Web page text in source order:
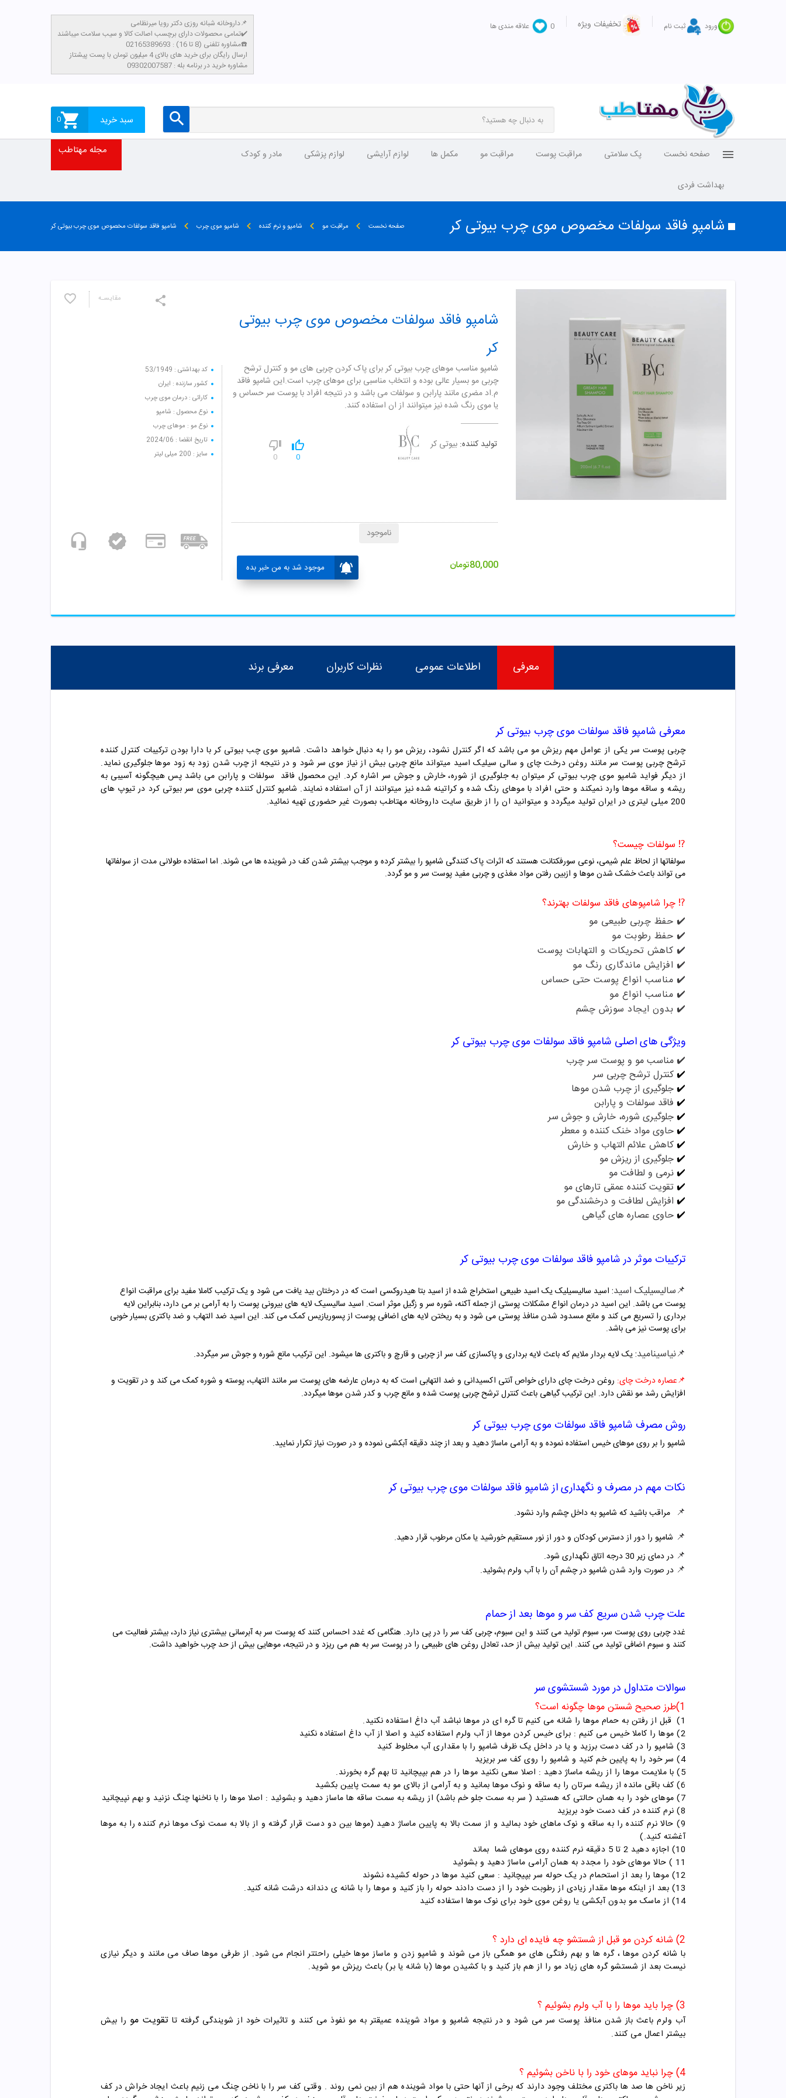
ورود ثبت نام تخفیفات ویژه 0 علاقه مندی ها
داروخانه شبانه روزی دکتر رویا میرنظامی📌
تمامی محصولات دارای برچسب اصالت کالا و سیب سلامت میباشند✔️
مشاوره تلفنی (8 تا 16) : 02165389693☎️
​ارسال رایگان برای خرید های بالای 4 میلیون تومان با پست پیشتاز
مشاوره خرید در برنامه بله : 09302007587
سبد خرید 0
صفحه نخست پک سلامتی مراقبت پوست مراقبت مو مکمل ها لوازم آرایشی لوازم پزشکی مادر و کودک
بهداشت فردی
مجله مهتاطب
شامپو فاقد سولفات مخصوص موی چرب بیوتی کر صفحه نخست مراقبت مو شامپو و نرم کننده شامپو موی چرب شامپو فاقد سولفات مخصوص موی چرب بیوتی کر
مقایسـه
کد بهداشتی : 53/1949
کشور سازنده : ایران
کارائی : درمان موی چرب
نوع محصول : شامپو
نوع مو : موهای چرب
تاریخ انقضا : 2024/06
سایز : 200 میلی لیتر
شامپو فاقد سولفات مخصوص موی چرب بیوتی
کر
شامپو مناسب موهای چرب بیوتی کر برای پاک کردن چربی های مو و کنترل ترشح
چربی مو بسیار عالی بوده و انتخاب مناسبی برای موهای چرب است.این شامپو فاقد
م.اد مضری مانند پارابن و سولفات می باشد و در نتیجه افراد با پوست سر حساس و
یا موی رنگ شده نیز میتوانند از ان استفاده کنند.
تولید کننده: بیوتی کر
0
0
80,000تومان موجود شد به من خبر بده
ناموجود
معرفی اطلاعات عمومی نظرات کاربران معرفی برند
معرفی شامپو فاقد سولفات موی چرب بیوتی کر
چربی پوست سر یکی از عوامل مهم ریزش مو می باشد که اگر کنترل نشود، ریزش مو را به دنبال خواهد داشت. شامپو موی چب بیوتی کر با دارا بودن ترکیبات کنترل کننده
ترشح چربی پوست سر مانند روغن درخت چای و سالی سیلیک اسید میتواند مانع چربی بیش از نیاز موی سر شود و در نتیجه از چرب شدن زود به زود موها جلوگیری نماید.
از دیگر فواید شامپو موی چرب بیوتی کر میتوان به جلوگیری از شوره، خارش و جوش سر اشاره کرد. این محصول فاقد سولفات و پارابن می باشد پس هیچگونه آسیبی به
ریشه و ساقه موها وارد نمیکند و حتی افراد با موهای رنگ شده و کراتینه شده نیز میتوانند از آن استفاده نمایند. شامپو کنترل کننده چربی موی سر بیوتی کرد در تیوپ های
200 میلی لیتری در ایران تولید میگردد و میتوانید ان را از طریق سایت داروخانه مهتاطب بصورت غیر حضوری تهیه نمائید.
⁉️ سولفات چیست؟
سولفاتها از لحاظ علم شیمی، نوعی سورفکتانت هستند که اثرات پاک کنندگی شامپو را بیشتر کرده و موجب بیشتر شدن کف در شوینده ها می شوند. اما استفاده طولانی مدت از سولفاتها
می تواند باعث خشک شدن موها و ازبین رفتن مواد مغذی و چربی مفید پوست سر و مو گردد.
⁉️ چرا شامپوهای فاقد سولفات بهترند؟
✔️ حفظ چربی طبیعی مو
✔️ حفظ رطوبت مو
✔️ کاهش تحریکات و التهابات پوست
✔️ افزایش ماندگاری رنگ مو
✔️ مناسب انواع پوست حتی حساس
✔️ مناسب انواع مو
✔️ بدون ایجاد سوزش چشم
ویژگی هایاصلی شامپو فاقد سولفات موی چرب بیوتی کر
✔️ مناسب مو و پوست سر چرب
✔️کنترل ترشح چربی سر
✔️جلوگیری از چرب شدن موها
✔️ فاقد سولفات و پارابن
✔️جلوگیری شوره، خارش و جوش سر
✔️حاوی مواد خنک کننده و معطر
✔️کاهش علائم التهاب و خارش
✔️جلوگیری از ریزش مو
✔️نرمی و لطافت مو
✔️تقویت کننده عمقی تارهای مو
✔️ افزایش لطافت و درخشندگی مو
✔️حاوی عصاره های گیاهی
ترکیبات موثر درشامپو فاقد سولفات موی چرب بیوتی کر
📌سالیسیلیک اسید: اسید سالیسیلیک یک اسید طبیعی استخراج شده از اسید بتا هیدروکسی است که در درختان بید یافت می شود و یک ترکیب کاملا مفید برای مراقبت انواع
پوست می باشد. این اسید در درمان انواع مشکلات پوستی از جمله آکنه، شوره سر و زگیل موثر است. اسید سالیسیک لایه های بیرونی پوست را به آرامی بر می دارد، بنابراین لایه
برداری را تسریع می کند و مانع مسدود شدن منافذ پوستی می شود و به ریختن لایه های اضافی پوست از پسوریازیس کمک می کند. این اسید ضد التهاب و ضد باکتری بسیار خوبی
برای پوست نیز می باشد.
📌نیاسینامید:یک لایه بردار ملایم که باعث لایه برداری و پاکسازی کف سر از چربی و قارچ و باکتری ها میشود. این ترکیب مانع شوره و جوش سر میگردد.
📌عصاره درخت چای: روغن درخت چای دارای خواص آنتی اکسیدانی و ضد التهابی است که به درمان عارضه های پوست سر مانند التهاب، پوسته و شوره کمک می کند و در تقویت و
افزایش رشد مو نقش دارد. این ترکیب گیاهی باعث کنترل ترشح چربی پوست شده و مانع چرب و کدر شدن موها میگردد.
روش مصرف شامپو فاقد سولفات موی چرب بیوتی کر
شامپو را بر روی موهای خیس استفاده نموده و به آرامی ماساژ دهید و بعد از چند دقیقه آبکشی نموده و در صورت نیاز تکرار نمایید.
نکات مهم در مصرف و نگهداری از شامپو فاقد سولفات موی چرب بیوتی کر
📌 مراقب باشید که شامپو به داخل چشم وارد نشود.
📌 شامپو را دور از دسترس کودکان و دور از نور مستقیم خورشید یا مکان مرطوب قرار دهید.
📌 در دمای زیر 30 درجه اتاق نگهداری شود.
📌 در صورت وارد شدن شامپو در چشم آن را با آب ولرم بشوئید.
علت چرب شدن سریع کف سر و موها بعد از حمام
غدد چربی روی پوست سر، سبوم تولید می کنند و این سبوم، چربی کف سر را در پی دارد. هنگامی که غدد احساس کنند که پوست سر به آبرسانی بیشتری نیاز دارد، بیشتر فعالیت می
کنند و سبوم اضافی تولید می ‌کنند. این تولید بیش از حد، تعادل روغن ‌های طبیعی را در پوست سر به هم می ریزد و در نتیجه، موهایی بیش از حد چرب خواهید داشت.
سوالات متداول در مورد شستشوی سر
1)طرز صحیح شستن موها چگونه است؟
1) قبل از رفتن به حمام موها را شانه می کنیم تا گره ای در موها نباشد آب داغ استفاده نکنید.
2) موها را کاملا خیس می کنیم : برای خیس کردن موها از آب ولرم استفاده کنید و اصلا از آب داغ استفاده نکنید
3) شامپو را در کف دست برزید و یا در داخل یک ظرف شامپو را با مقداری آب مخلوط کنید
4) سر خود را به پایین خم کنید و شامپو را روی کف سر بریزید
5) با ملایمت موها را از ریشه ماساژ دهید : اصلا سعی نکنید موها را در هم بپیچانید تا بهم گره بخورند.
6) کف باقی مانده از ریشه سرتان را به ساقه و نوک موها بمانید و به آرامی از بالای مو به سمت پایین بکشید
7) موهای خود را به همان حالتی که هستید ( سر به سمت جلو خم باشد) از ریشه به سمت ساقه ها ماساز دهید و بشوئید : اصلا موها را با ناخنها چنگ نزنید و بهم نپیچانید
8) نرم کننده در کف دست خود بریزید
9) حالا نرم کننده را به ساقه و نوک ماهای خود بمالید و از سمت بالا به پایین ماساژ دهید (موها بین دو دست قرار گرفته و از بالا به سمت نوک موها نرم کننده را به موها
آغشته کنید.)
10) اجازه دهید 2 تا 5 دقیقه نرم کننده روی موهای شما بماند
11 ) حالا موهای خود را مجدد به همان آرامی ماساژ دهید و بشوئید
12) موها را بعد از استحمام در یک حوله سر بپیچانید : سعی کنید موها در حوله کشیده نشوند
13) بعد از اینکه موها مقدار زیادی از رطوبت خود را از دست دادند حوله را باز کنید و موها را با شانه ی دندانه درشت شانه کنید.
14) از
ماسک مو بدون آبکشی یا روغن موی خود برای نوک موها استفاده کنید
2) شانه کردن مو قبل از شستشو چه فایده ای دارد ؟​
با شانه کردن موها ، گره ها و بهم رفتگی های مو همگی باز می شوند و شامپو زدن و ماساز موها خیلی راحتتر انجام می شود. از طرفی موها صاف می مانند و دیگر نیازی
نیست بعد از شستشو گره های زیاد مو را از هم باز کنید و با کشیدن موها (با شانه یا بر) باعث ریزش مو شوید.
3) چرا باید موها را با آب ولرم بشوئیم ؟​
آب ولرم باعث باز شدن منافذ پوست سر می شود و در نتیجه شامپو و مواد شوینده عمیقتر به مو نفوذ می کنند و تاثیرات خود از شویندگی گرفته تا تقویت مو را بیش
بیشتر اعمال می کنند.
4) چرا نباید موهای خود را با ناخن بشوئیم ؟​
زیر ناخن ها صد ها باکتری مختلف وجود دارند که برخی از آنها حتی با مواد شوینده هم از بین نمی روند . وقتی کف سر را با ناخن چنگ می زنیم باعث ایجاد خراش در کف